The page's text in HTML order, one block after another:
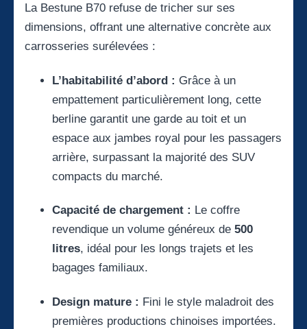
La Bestune B70 refuse de tricher sur ses
dimensions, offrant une alternative concrète aux
carrosseries surélevées :
L’habitabilité d’abord : Grâce à un
empattement particulièrement long, cette
berline garantit une garde au toit et un
espace aux jambes royal pour les passagers
arrière, surpassant la majorité des SUV
compacts du marché.
Capacité de chargement : Le coffre
revendique un volume généreux de 500
litres, idéal pour les longs trajets et les
bagages familiaux.
Design mature : Fini le style maladroit des
premières productions chinoises importées.